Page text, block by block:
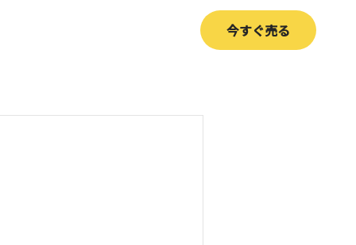
今すぐ売る